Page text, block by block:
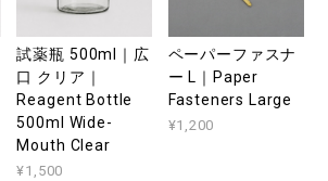
試薬瓶 500ml｜広
口 クリア｜
Reagent Bottle
500ml Wide-
Mouth Clear
¥1,500
ペーパーファスナ
ー L｜Paper
Fasteners Large
¥1,200